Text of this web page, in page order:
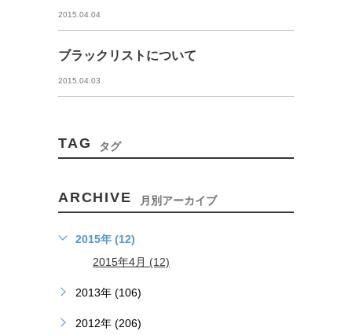
2015.04.04
ブラックリストについて
2015.04.03
TAG タグ
ARCHIVE 月別アーカイブ
2015年 (12)
2015年4月 (12)
2013年 (106)
2012年 (206)